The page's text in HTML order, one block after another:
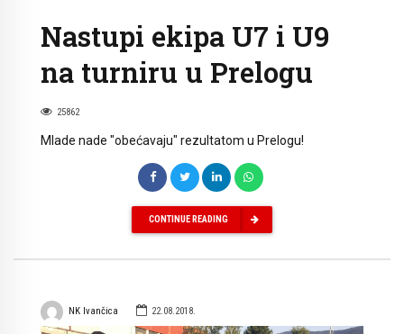
Nastupi ekipa U7 i U9
na turniru u Prelogu
25862
Mlade nade "obećavaju" rezultatom u Prelogu!
CONTINUE READING
NK Ivančica 22.08.2018.